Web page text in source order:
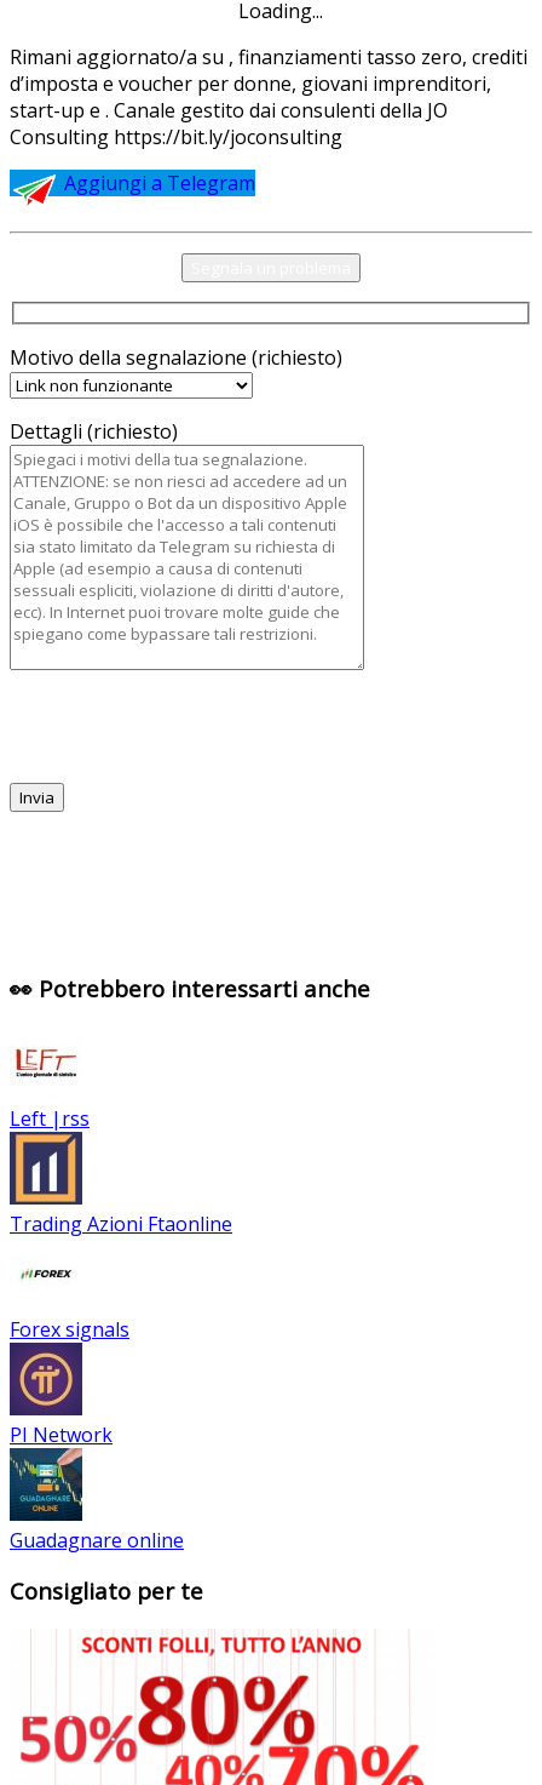
Loading...
Rimani aggiornato/a su , finanziamenti tasso zero, crediti
d’imposta e voucher per donne, giovani imprenditori,
start-up e . Canale gestito dai consulenti della JO
Consulting https://bit.ly/joconsulting
Aggiungi a Telegram
Motivo della segnalazione (richiesto)
Dettagli (richiesto)
👀 Potrebbero interessarti anche
Left |rss
Trading Azioni Ftaonline
Forex signals
PI Network
Guadagnare online
Consigliato per te